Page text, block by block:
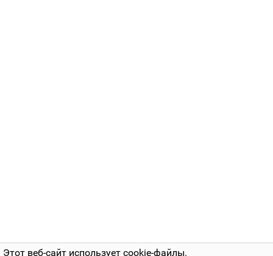
Этот веб-сайт использует cookie-файлы.